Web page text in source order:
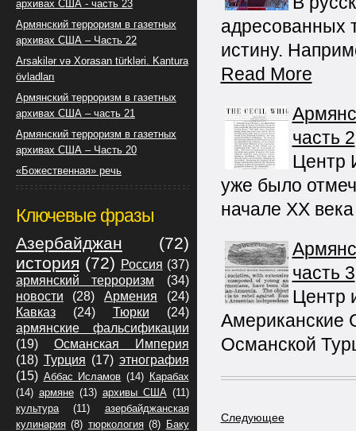
адресованных
истину.
Read More
часть 2
Центр
уже было
начале XX
часть 3
Центр
Американские
Османской
Следующее
архивах США - часть 23
Армянский терроризм в газетных
архивах США – Часть 22
Arsakilər və Xorasan türkləri. Kantura
övladları
Армянский терроризм в газетных
архивах США – часть 21
Армянский терроризм в газетных
архивах США – Часть 20
«Божественная» речь
Ключевые фразы
Азербайджан
(72)
история (72) Россия (37)
армянский терроризм
(34)
новости
(28) Армения
(24)
Кавказ
(24) Тюрки
(24)
армянские фальсификации
(19)
Османская Империя
(18) Турция (17) этнография
(15) Аббас Исламов (14)
Карабах
(14) армяне (13) архивы США (11)
культура
(11)
азербайджанская
кулинария (8) тюркология (8) Баку